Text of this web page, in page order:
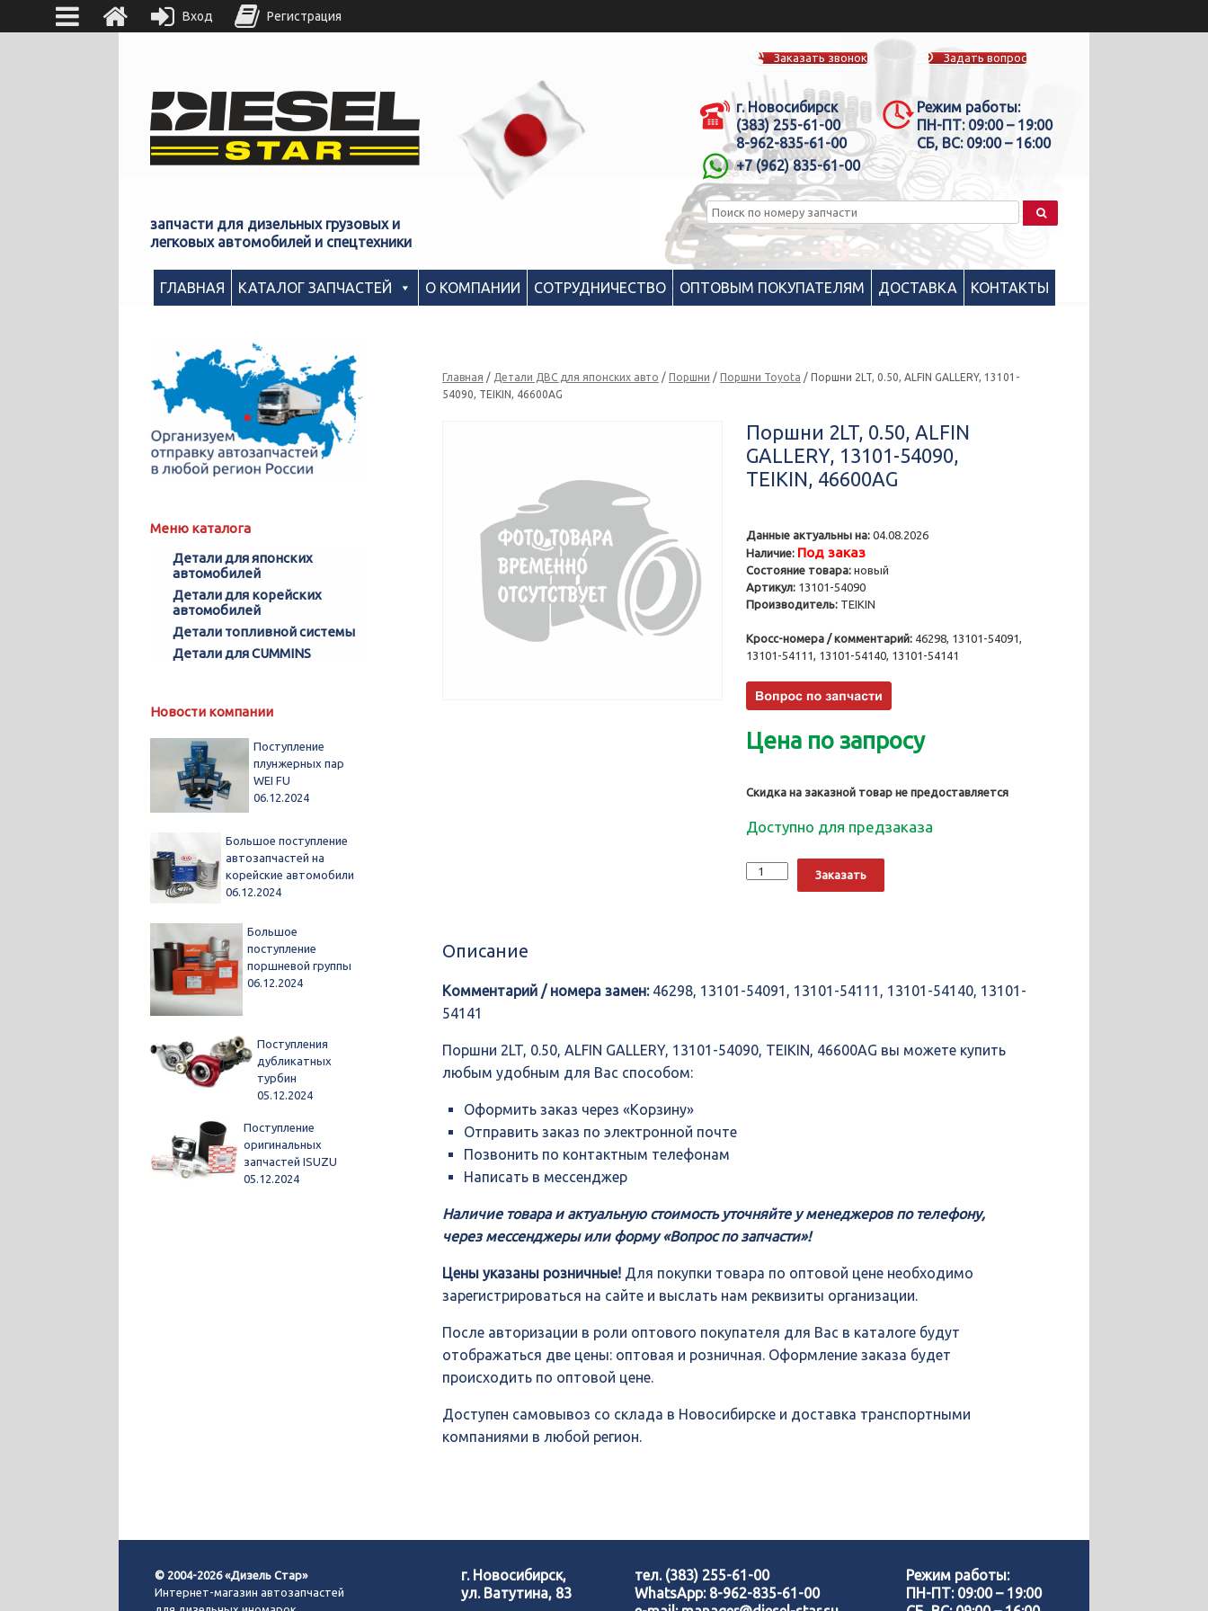
запчасти для дизельных грузовых и
легковых автомобилей и спецтехники
Заказать звонок Задать вопрос
г. Новосибирск
(383) 255-61-00
8-962-835-61-00
+7 (962) 835-61-00
Режим работы:
ПН-ПТ: 09:00 – 19:00
СБ, ВС: 09:00 – 16:00
ГЛАВНАЯ КАТАЛОГ ЗАПЧАСТЕЙ О КОМПАНИИ СОТРУДНИЧЕСТВО ОПТОВЫМ ПОКУПАТЕЛЯМ ДОСТАВКА КОНТАКТЫ
Главная / Детали ДВС для японских авто /Поршни /Поршни Toyota / Поршни 2LT, 0.50, ALFIN GALLERY, 13101-
54090, TEIKIN, 46600AG
Поршни 2LT, 0.50, ALFIN
GALLERY, 13101-54090,
TEIKIN, 46600AG
Данные актуальны на: 04.08.2026
Наличие: Под заказ
Состояние товара: новый
Артикул: 13101-54090
Производитель: TEIKIN
Кросс-номера / комментарий: 46298, 13101-54091,
13101-54111, 13101-54140, 13101-54141
Цена по запросу
Скидка на заказной товар не предоставляется
Доступно для предзаказа
Количество
Поршни
54090,
Заказать
Описание
Комментарий / номера замен:46298, 13101-54091, 13101-54111, 13101-54140, 13101-
54141
Поршни 2LT, 0.50, ALFIN GALLERY, 13101-54090, TEIKIN, 46600AG вы можете купить
любым удобным для Вас способом:
Оформить заказ через «Корзину»
Отправить заказ по электронной почте
Позвонить по контактным телефонам
Написать в мессенджер
Наличие товара и актуальную стоимость уточняйте у менеджеров по телефону,
через мессенджеры или форму «Вопрос по запчасти»!
Цены указаны розничные! Для покупки товара по оптовой цене необходимо
зарегистрироваться на сайте и выслать нам реквизиты организации.
После авторизации в роли оптового покупателя для Вас в каталоге будут
отображаться две цены: оптовая и розничная. Оформление заказа будет
происходить по оптовой цене.
Доступен самовывоз со склада в Новосибирске и доставка транспортными
компаниями в любой регион.
Меню каталога
Детали для японских
автомобилей
Детали для корейских
автомобилей
Детали топливной системы
Детали для CUMMINS
Новости компании
Поступление
плунжерных пар
WEI FU
06.12.2024
Большое поступление
автозапчастей на
корейские автомобили
06.12.2024
Большое
поступление
поршневой группы
06.12.2024
Поступления
дубликатных
турбин
05.12.2024
Поступление
оригинальных
запчастей ISUZU
05.12.2024
© 2004-2026 «Дизель Стар»
Интернет-магазин автозапчастей
г. Новосибирск,
ул. Ватутина, 83
тел. (383) 255-61-00
WhatsApp: 8-962-835-61-00
Режим работы:
ПН-ПТ: 09:00 – 19:00
Вход Регистрация